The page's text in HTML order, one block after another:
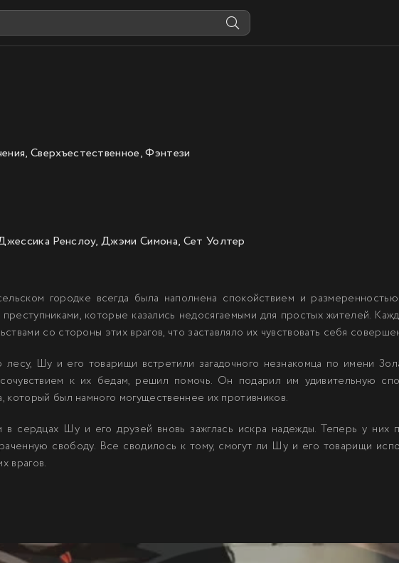
Сверхъестественное, Фэнтези
Ренслоу, Джэми Симона, Сет Уолтер
городке всегда была наполнена спокойствием и
которые казались недосягаемыми для простых жителей.
со стороны этих врагов, что заставляло их чувствовать себя
лесу, Шу и его товарищи встретили загадочного незнакомца по имени
к их бедам, решил помочь. Он подарил им удивительную
который был намного могущественнее их противников.
сердцах Шу и его друзей вновь зажглась искра надежды. Теперь у них
свободу. Все сводилось к тому, смогут ли Шу и его товарищи
врагов.